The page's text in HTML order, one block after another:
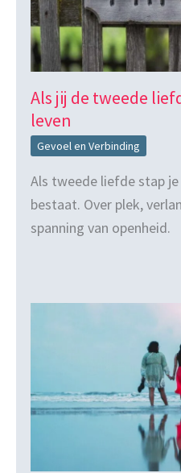
Als jij de tweede
leven
Gevoel en Verbinding
Als tweede liefde stap
bestaat. Over plek,
spanning van openheid.